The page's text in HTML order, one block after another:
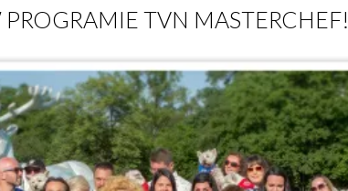
TVN MASTERCHEF!